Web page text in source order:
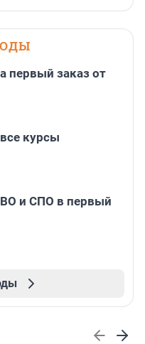
первый заказ от
курсы
и СПО в первый